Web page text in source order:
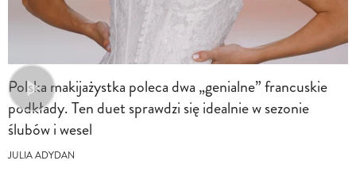
Polska makijażystka poleca dwa „genialne” francuskie
podkłady. Ten duet sprawdzi się idealnie w sezonie
ślubów i wesel
JULIA ADYDAN